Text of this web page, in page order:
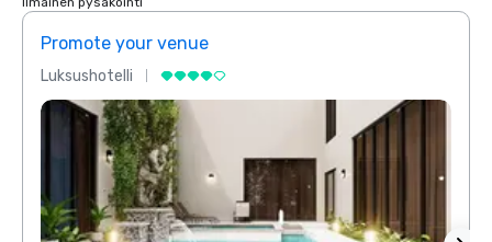
Promote your venue
Luksushotelli